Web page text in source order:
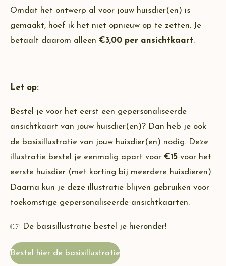
Omdat het ontwerp al voor jouw huisdier(en) is
gemaakt, hoef ik het niet opnieuw op te zetten. Je
betaalt daarom alleen €3,00 per ansichtkaart.
Let op:
Bestel je voor het eerst een gepersonaliseerde
ansichtkaart van jouw huisdier(en)? Dan heb je ook
de basisillustratie van jouw huisdier(en) nodig. Deze
illustratie bestel je eenmalig apart voor €15 voor het
eerste huisdier (met korting bij meerdere huisdieren).
Daarna kun je deze illustratie blijven gebruiken voor
toekomstige gepersonaliseerde ansichtkaarten.
👉 De basisillustratie bestel je hieronder!
Bestel hier de basisillustratie